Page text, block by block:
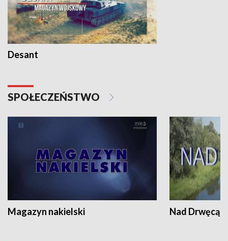
Desant
SPOŁECZEŃSTWO
Magazyn nakielski Nad Drwęcą